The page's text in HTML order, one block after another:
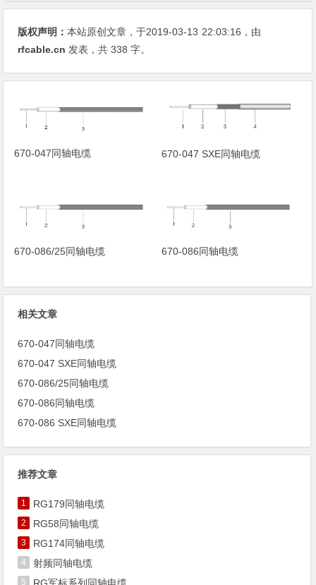
版权声明：本站原创文章，于2019-03-13 22:03:16 ，由
rfcable.cn 发表，共 338 字。
670-047同轴电缆 670-047 SXE同轴电缆
670-086/25同轴电缆 670-086同轴电缆
相关文章
670-047同轴电缆
670-047 SXE同轴电缆
670-086/25同轴电缆
670-086同轴电缆
670-086 SXE同轴电缆
推荐文章
1 RG179同轴电缆
2 RG58同轴电缆
3 RG174同轴电缆
4 射频同轴电缆
5 RG军标系列同轴电缆